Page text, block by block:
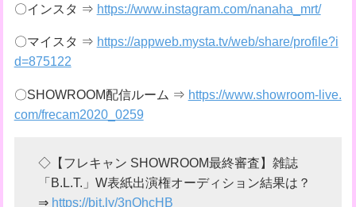
〇インスタ ⇒ https://www.instagram.com/nanaha_mrt/
〇マイスタ ⇒ https://appweb.mysta.tv/web/share/profile?i
d=875122
〇SHOWROOM配信ルーム ⇒ https://www.showroom-live.
com/frecam2020_0259
◇【フレキャン SHOWROOM最終審査】雑誌
「B.L.T.」W表紙出演権オーディション結果は？
⇒ https://bit.ly/3nQhcHB